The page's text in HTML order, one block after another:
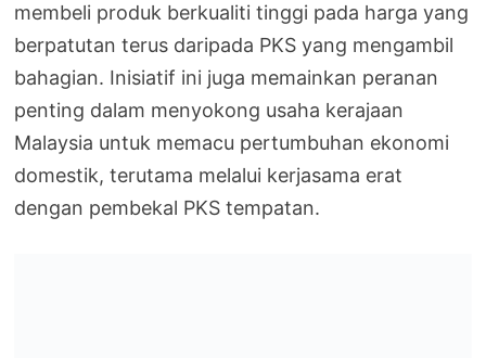
membeli produk berkualiti tinggi pada harga yang
berpatutan terus daripada PKS yang mengambil
bahagian. Inisiatif ini juga memainkan peranan
penting dalam menyokong usaha kerajaan
Malaysia untuk memacu pertumbuhan ekonomi
domestik, terutama melalui kerjasama erat
dengan pembekal PKS tempatan.